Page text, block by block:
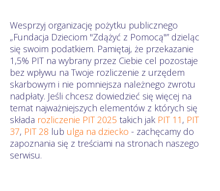
Wesprzyj organizację pożytku publicznego
„Fundacja Dzieciom "Zdążyć z Pomocą"” dzieląc
się swoim podatkiem. Pamiętaj, że przekazanie
1,5% PIT na wybrany przez Ciebie cel pozostaje
bez wpływu na Twoje rozliczenie z urzędem
skarbowym i nie pomniejsza należnego zwrotu
nadpłaty. Jeśli chcesz dowiedzieć się więcej na
temat najważniejszych elementów z których się
składa rozliczenie PIT 2025 takich jak PIT 11 , PIT
37, PIT 28 lub ulga na dziecko - zachęcamy do
zapoznania się z treściami na stronach naszego
serwisu.